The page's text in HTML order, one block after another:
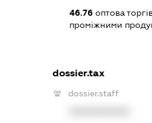
46.76оптова
проміжними
dossier.tax
dossier.staff